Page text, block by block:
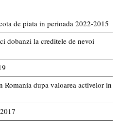
de piata in perioada 2022-2015
dobanzi la creditele de nevoi
dupa valoarea activelor in